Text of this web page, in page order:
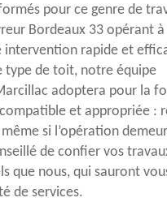
pour ce genre de
Bordeaux 33 opérant
intervention rapide et
de toit, notre équipe
adoptera pour la
et appropriée :
si l’opération
de confier vos
que nous, qui sauront
de services.